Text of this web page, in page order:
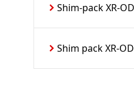
Shim-pack XR-
Shim pack XR-